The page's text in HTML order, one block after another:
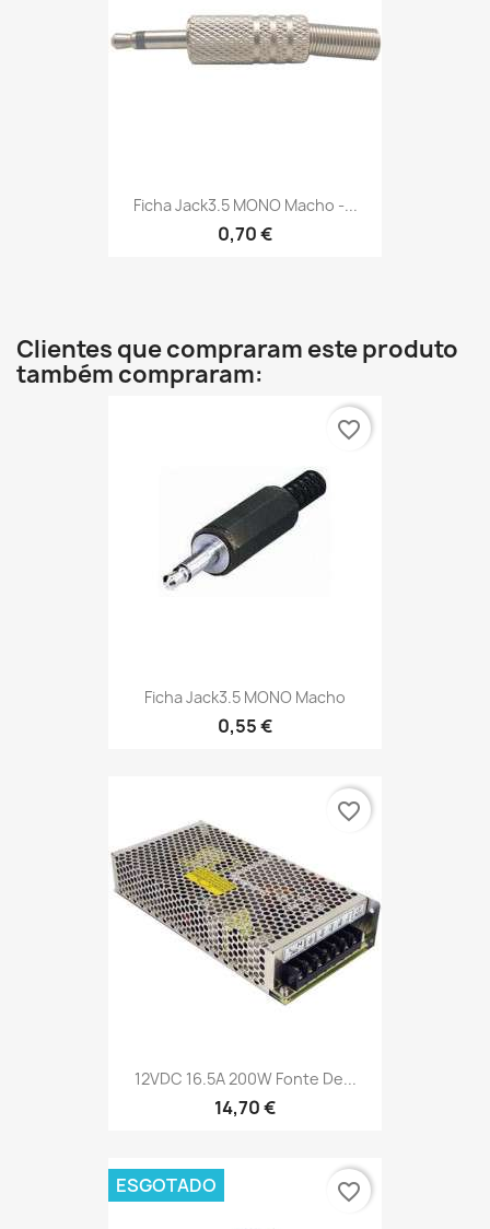
Ficha Jack3.5 MONO Macho -...
0,70 €
Clientes que compraram este produto
também compraram:
Ficha Jack3.5 MONO Macho
0,55 €
favorite_border
12VDC 16.5A 200W Fonte De...
14,70 €
favorite_border
ESGOTADO favorite_border